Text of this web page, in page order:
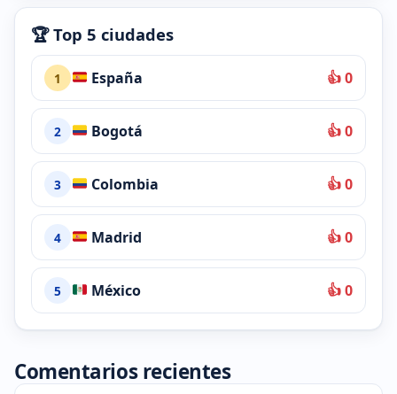
🏆 Top 5 ciudades
1 España 👍 0
2 Bogotá 👍 0
3 Colombia 👍 0
4 Madrid 👍 0
5 México 👍 0
Comentarios recientes